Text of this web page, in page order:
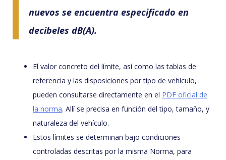
nuevos se encuentra especificado en
decibeles dB(A).
El valor concreto del límite, así como las tablas de
referencia y las disposiciones por tipo de vehículo,
pueden consultarse directamente en el PDF oficial de
la norma. Allí se precisa en función del tipo, tamaño, y
naturaleza del vehículo.
Estos límites se determinan bajo condiciones
controladas descritas por la misma Norma, para